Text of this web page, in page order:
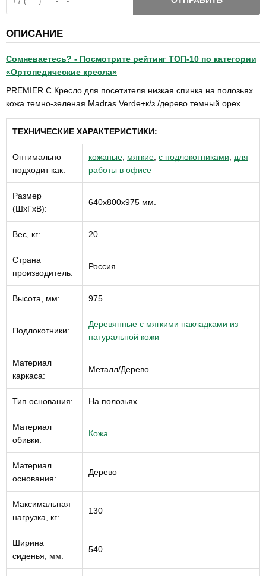
ОПИСАНИЕ
Сомневаетесь? - Посмотрите рейтинг ТОП-10 по категории
«Ортопедические кресла»
PREMIER C Кресло для посетителя низкая спинка на полозьях
кожа темно-зеленая Madras Verde+к/з /дерево темный орех
ТЕХНИЧЕСКИЕ ХАРАКТЕРИСТИКИ:
Оптимально
подходит как:
кожаные мягкие с подлокотниками
для
работы в офисе
Размер
(ШхГхВ):
640x800x975 мм.
Вес, кг: 20
Страна
производитель:
Россия
Высота, мм: 975
Подлокотники:
Деревянные с мягкими накладками из
натуральной кожи
Материал
каркаса:
Металл/Дерево
Тип основания: На полозьях
Материал
обивки:
Кожа
Материал
основания:
Дерево
Максимальная
нагрузка, кг:
130
Ширина
сиденья, мм:
540